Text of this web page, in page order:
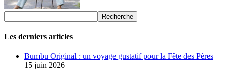
Les derniers articles
Bumbu Original : un voyage gustatif pour la Fête des Pères
15 juin 2026